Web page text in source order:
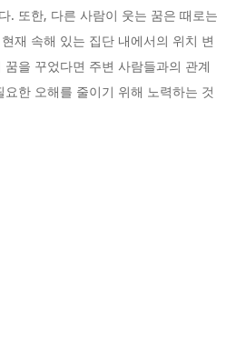
. 또한, 다른 사람이 웃는 꿈은 때로는
재 속해 있는 집단 내에서의 위치 변
을 꾸었다면 주변 사람들과의 관계
한 오해를 줄이기 위해 노력하는 것